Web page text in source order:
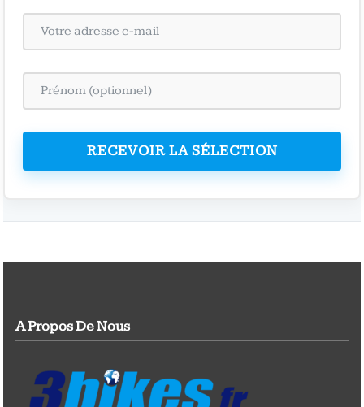
RECEVOIR LA SÉLECTION
A Propos De Nous